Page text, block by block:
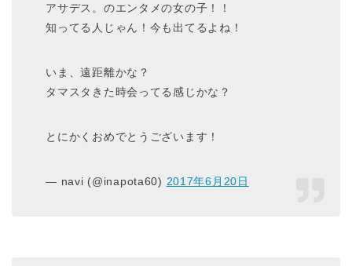
アサデス。のエンタメの女の子！！
知ってる人じゃん！今も出てるよね！
いま、遠距離かな？
タマスタきた時会ってる感じかな？
とにかくおめでとうございます！
— navi (@inapota60) 2017年6月20日